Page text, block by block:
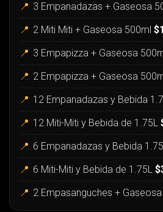
📍 3 Empanadazas + Gaseosa
📍 2 Miti Miti + Gaseosa 500ml
📍 3 Empapizza + Gaseosa
📍 2 Empapizza + Gaseosa
📍 12 Empanadazas y Bebida
📍 12 Miti-Miti y Bebida de 1.75L
📍 6 Empanadazas y Bebida
📍 6 Miti-Miti y Bebida de 1.75L
📍 2 Empasanguches + Gaseosa